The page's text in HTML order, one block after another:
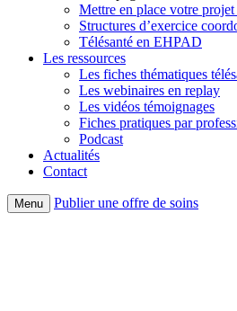
Mettre en place votre projet
Structures d’exercice
Télésanté en EHPAD
Les ressources
Les fiches thématiques
Les webinaires en replay
Les vidéos témoignages
Fiches pratiques par
Podcast
Actualités
Contact
Menu Publier une offre de soins